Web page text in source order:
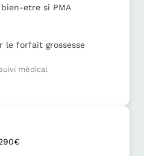
etre si PMA
le forfait grossesse
médical